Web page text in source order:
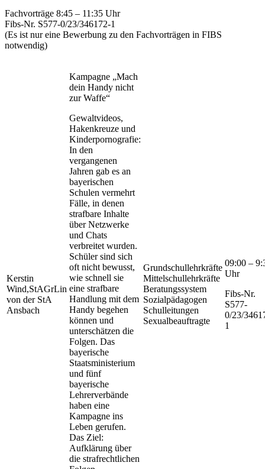
Fachvorträge 8:45 – 11:35 Uhr
Fibs-Nr. S577-0/23/346172-1
(Es ist nur eine Bewerbung zu den Fachvorträgen in FIBS
notwendig)
Kerstin
Wind,StAGrLin
von der StA
Ansbach
Kampagne „Mach
dein Handy nicht
zur Waffe“
Gewaltvideos,
Hakenkreuze und
Kinderpornografie:
In den
vergangenen
Jahren gab es an
bayerischen
Schulen vermehrt
Fälle, in denen
strafbare Inhalte
über Netzwerke
und Chats
verbreitet wurden.
Schüler sind sich
oft nicht bewusst,
wie schnell sie
eine strafbare
Handlung mit dem
Handy begehen
können und
unterschätzen die
Folgen. Das
bayerische
Staatsministerium
und fünf
bayerische
Lehrerverbände
haben eine
Kampagne ins
Leben gerufen.
Das Ziel:
Aufklärung über
die strafrechtlichen
Grundschullehrkräfte
Mittelschullehrkräfte
Beratungssystem
Sozialpädagogen
Schulleitungen
Sexualbeauftragte
09:00 –
Uhr
Fibs-Nr.
S577-
0/23/
1